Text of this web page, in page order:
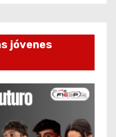
jóvenes